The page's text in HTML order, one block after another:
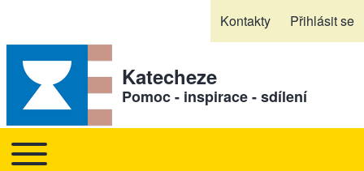
Kontakty Přihlásit se
Katecheze
Pomoc - inspirace - sdílení
Hlavní navigace
Toggle main menu